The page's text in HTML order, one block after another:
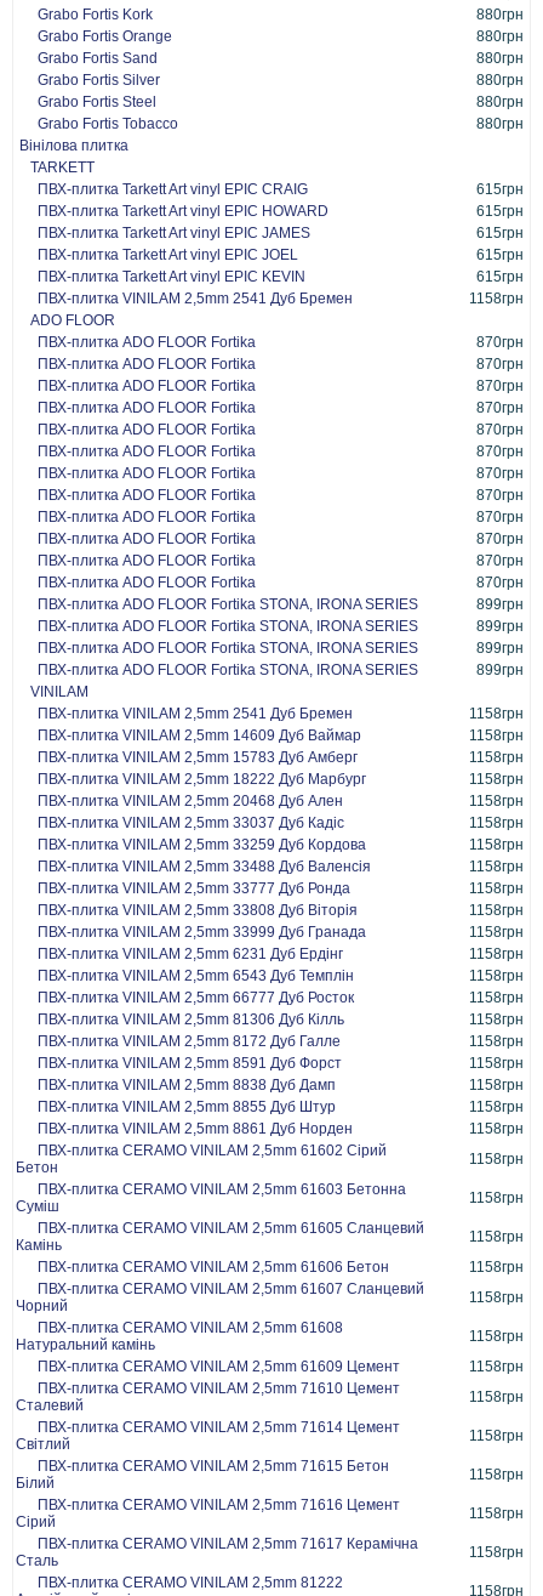
Grabo Fortis Kork
880грн
Grabo Fortis Orange
880грн
Grabo Fortis Sand
880грн
Grabo Fortis Silver
880грн
Grabo Fortis Steel
880грн
Grabo Fortis Tobacco
880грн
Вінілова плитка
TARKETT
ПВХ-плитка Tarkett Art vinyl EPIC CRAIG
615грн
ПВХ-плитка Tarkett Art vinyl EPIC HOWARD
615грн
ПВХ-плитка Tarkett Art vinyl EPIC JAMES
615грн
ПВХ-плитка Tarkett Art vinyl EPIC JOEL
615грн
ПВХ-плитка Tarkett Art vinyl EPIC KEVIN
615грн
ПВХ-плитка VINILAM 2,5mm 2541 Дуб Бремен
1158грн
ADO FLOOR
ПВХ-плитка ADO FLOOR Fortika
870грн
ПВХ-плитка ADO FLOOR Fortika
870грн
ПВХ-плитка ADO FLOOR Fortika
870грн
ПВХ-плитка ADO FLOOR Fortika
870грн
ПВХ-плитка ADO FLOOR Fortika
870грн
ПВХ-плитка ADO FLOOR Fortika
870грн
ПВХ-плитка ADO FLOOR Fortika
870грн
ПВХ-плитка ADO FLOOR Fortika
870грн
ПВХ-плитка ADO FLOOR Fortika
870грн
ПВХ-плитка ADO FLOOR Fortika
870грн
ПВХ-плитка ADO FLOOR Fortika
870грн
ПВХ-плитка ADO FLOOR Fortika
870грн
ПВХ-плитка ADO FLOOR Fortika STONA, IRONA SERIES
899грн
ПВХ-плитка ADO FLOOR Fortika STONA, IRONA SERIES
899грн
ПВХ-плитка ADO FLOOR Fortika STONA, IRONA SERIES
899грн
ПВХ-плитка ADO FLOOR Fortika STONA, IRONA SERIES
899грн
VINILAM
ПВХ-плитка VINILAM 2,5mm 2541 Дуб Бремен
1158грн
ПВХ-плитка VINILAM 2,5mm 14609 Дуб Ваймар
1158грн
ПВХ-плитка VINILAM 2,5mm 15783 Дуб Амберг
1158грн
ПВХ-плитка VINILAM 2,5mm 18222 Дуб Марбург
1158грн
ПВХ-плитка VINILAM 2,5mm 20468 Дуб Ален
1158грн
ПВХ-плитка VINILAM 2,5mm 33037 Дуб Кадіс
1158грн
ПВХ-плитка VINILAM 2,5mm 33259 Дуб Кордова
1158грн
ПВХ-плитка VINILAM 2,5mm 33488 Дуб Валенсія
1158грн
ПВХ-плитка VINILAM 2,5mm 33777 Дуб Ронда
1158грн
ПВХ-плитка VINILAM 2,5mm 33808 Дуб Віторія
1158грн
ПВХ-плитка VINILAM 2,5mm 33999 Дуб Гранада
1158грн
ПВХ-плитка VINILAM 2,5mm 6231 Дуб Ердінг
1158грн
ПВХ-плитка VINILAM 2,5mm 6543 Дуб Темплін
1158грн
ПВХ-плитка VINILAM 2,5mm 66777 Дуб Росток
1158грн
ПВХ-плитка VINILAM 2,5mm 81306 Дуб Кілль
1158грн
ПВХ-плитка VINILAM 2,5mm 8172 Дуб Галле
1158грн
ПВХ-плитка VINILAM 2,5mm 8591 Дуб Форст
1158грн
ПВХ-плитка VINILAM 2,5mm 8838 Дуб Дамп
1158грн
ПВХ-плитка VINILAM 2,5mm 8855 Дуб Штур
1158грн
ПВХ-плитка VINILAM 2,5mm 8861 Дуб Норден
1158грн
ПВХ-плитка CERAMO VINILAM 2,5mm 61602 Сірий
Бетон
1158грн
ПВХ-плитка CERAMO VINILAM 2,5mm 61603 Бетонна
Суміш
1158грн
ПВХ-плитка CERAMO VINILAM 2,5mm 61605 Сланцевий
Камінь
1158грн
ПВХ-плитка CERAMO VINILAM 2,5mm 61606 Бетон
1158грн
ПВХ-плитка CERAMO VINILAM 2,5mm 61607 Сланцевий
Чорний
1158грн
ПВХ-плитка CERAMO VINILAM 2,5mm 61608
Натуральний камінь
1158грн
ПВХ-плитка CERAMO VINILAM 2,5mm 61609 Цемент
1158грн
ПВХ-плитка CERAMO VINILAM 2,5mm 71610 Цемент
Сталевий
1158грн
ПВХ-плитка CERAMO VINILAM 2,5mm 71614 Цемент
Світлий
1158грн
ПВХ-плитка CERAMO VINILAM 2,5mm 71615 Бетон
Білий
1158грн
ПВХ-плитка CERAMO VINILAM 2,5mm 71616 Цемент
Сірий
1158грн
ПВХ-плитка CERAMO VINILAM 2,5mm 71617 Керамічна
Сталь
1158грн
ПВХ-плитка CERAMO VINILAM 2,5mm 81222
1158грн